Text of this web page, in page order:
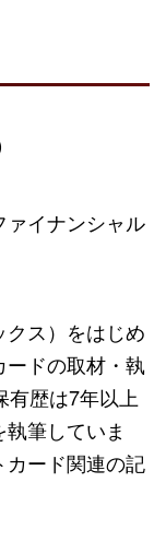
ァイナンシャル
ス）をはじめ
ードの取材・執
有歴は7年以上
筆していま
ード関連の記